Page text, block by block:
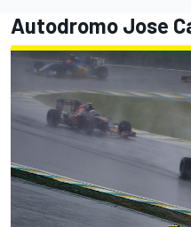
Autodromo Jose